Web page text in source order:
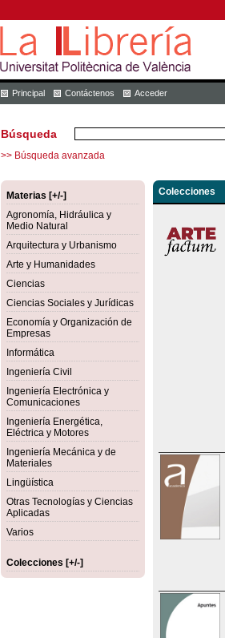
Principal Contáctenos Acceder
Búsqueda
>> Búsqueda avanzada
Materias [+/-]
Agronomía, Hidráulica y
Medio Natural
Arquitectura y Urbanismo
Arte y Humanidades
Ciencias
Ciencias Sociales y Jurídicas
Economía y Organización de
Empresas
Informática
Ingeniería Civil
Ingeniería Electrónica y
Comunicaciones
Ingeniería Energética,
Eléctrica y Motores
Ingeniería Mecánica y de
Materiales
Lingüística
Otras Tecnologías y Ciencias
Aplicadas
Varios
Colecciones [+/-]
Colecciones